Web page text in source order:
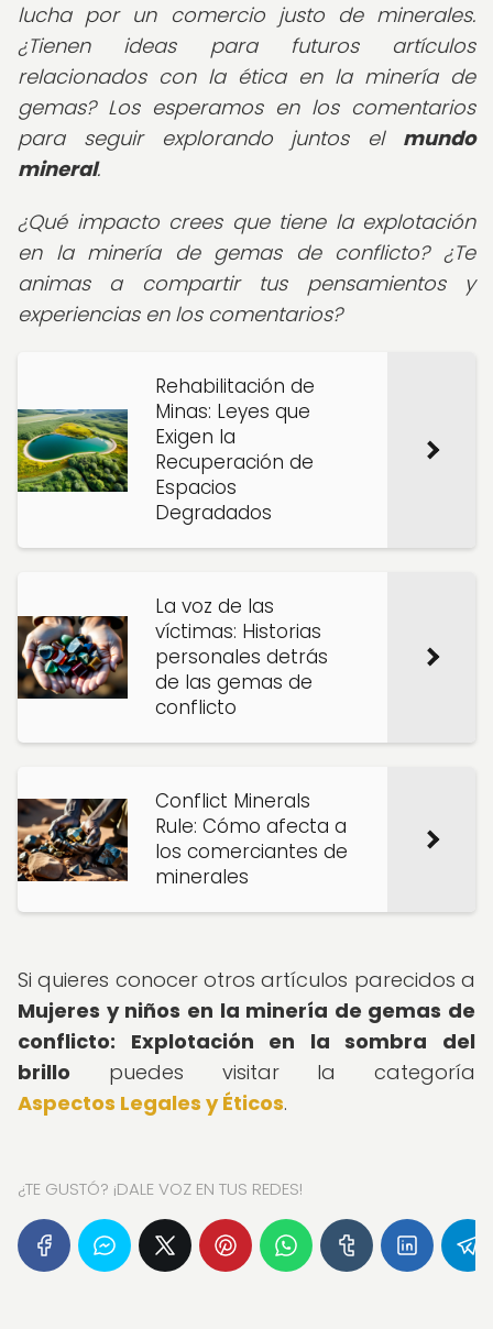
lucha por un comercio justo de minerales.
¿Tienen ideas para futuros artículos
relacionados con la ética en la minería de
gemas? Los esperamos en los comentarios
para seguir explorando juntos el mundo
mineral.
¿Qué impacto crees que tiene la explotación
en la minería de gemas de conflicto? ¿Te
animas a compartir tus pensamientos y
experiencias en los comentarios?
Rehabilitación de
Minas: Leyes que
Exigen la
Recuperación de
Espacios
Degradados
La voz de las
víctimas: Historias
personales detrás
de las gemas de
conflicto
Conflict Minerals
Rule: Cómo afecta a
los comerciantes de
minerales
Si quieres conocer otros artículos parecidos a
Mujeres y niños en la minería de gemas de
conflicto: Explotación en la sombra del
brillo puedes visitar la categoría
Aspectos Legales y Éticos.
¿TE GUSTÓ? ¡DALE VOZ EN TUS REDES!